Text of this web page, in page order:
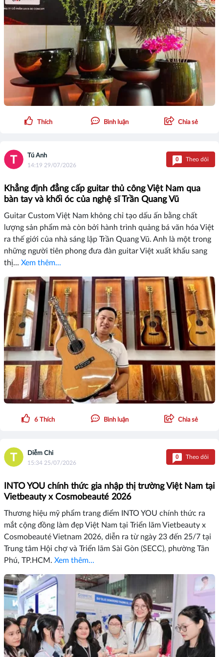
Thích Bình luận Chia sẻ
Tú Anh
14:19 29/07/2026
0 Theo dõi
Khẳng định đẳng cấp guitar thủ công Việt Nam qua
bàn tay và khối óc của nghệ sĩ Trần Quang Vũ
Guitar Custom Việt Nam không chỉ tạo dấu ấn bằng chất
lượng sản phẩm mà còn bởi hành trình quảng bá văn hóa Việt
ra thế giới của nhà sáng lập Trần Quang Vũ. Anh là một trong
những người tiên phong đưa đàn guitar Việt xuất khẩu sang
thị... Xem thêm...
6 Thích Bình luận Chia sẻ
Diễm Chi
15:34 25/07/2026
0 Theo dõi
INTO YOU chính thức gia nhập thị trường Việt Nam tại
Vietbeauty x Cosmobeauté 2026
Thương hiệu mỹ phẩm trang điểm INTO YOU chính thức ra
mắt cộng đồng làm đẹp Việt Nam tại Triển lãm Vietbeauty x
Cosmobeauté Vietnam 2026, diễn ra từ ngày 23 đến 25/7 tại
Trung tâm Hội chợ và Triển lãm Sài Gòn (SECC), phường Tân
Phú, TP.HCM. Xem thêm...